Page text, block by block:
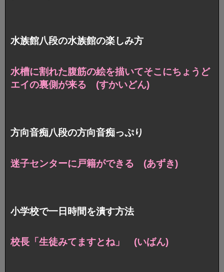
水族館八段の水族館の楽しみ方
水槽に割れた腹筋の絵を描いてそこにちょうど
エイの裏側が来る (すかいどん)
方向音痴八段の方向音痴っぷり
迷子センターに戸籍ができる (あずき)
小学校で一日時間を潰す方法
校長「生徒みてますとね」 (いばん)